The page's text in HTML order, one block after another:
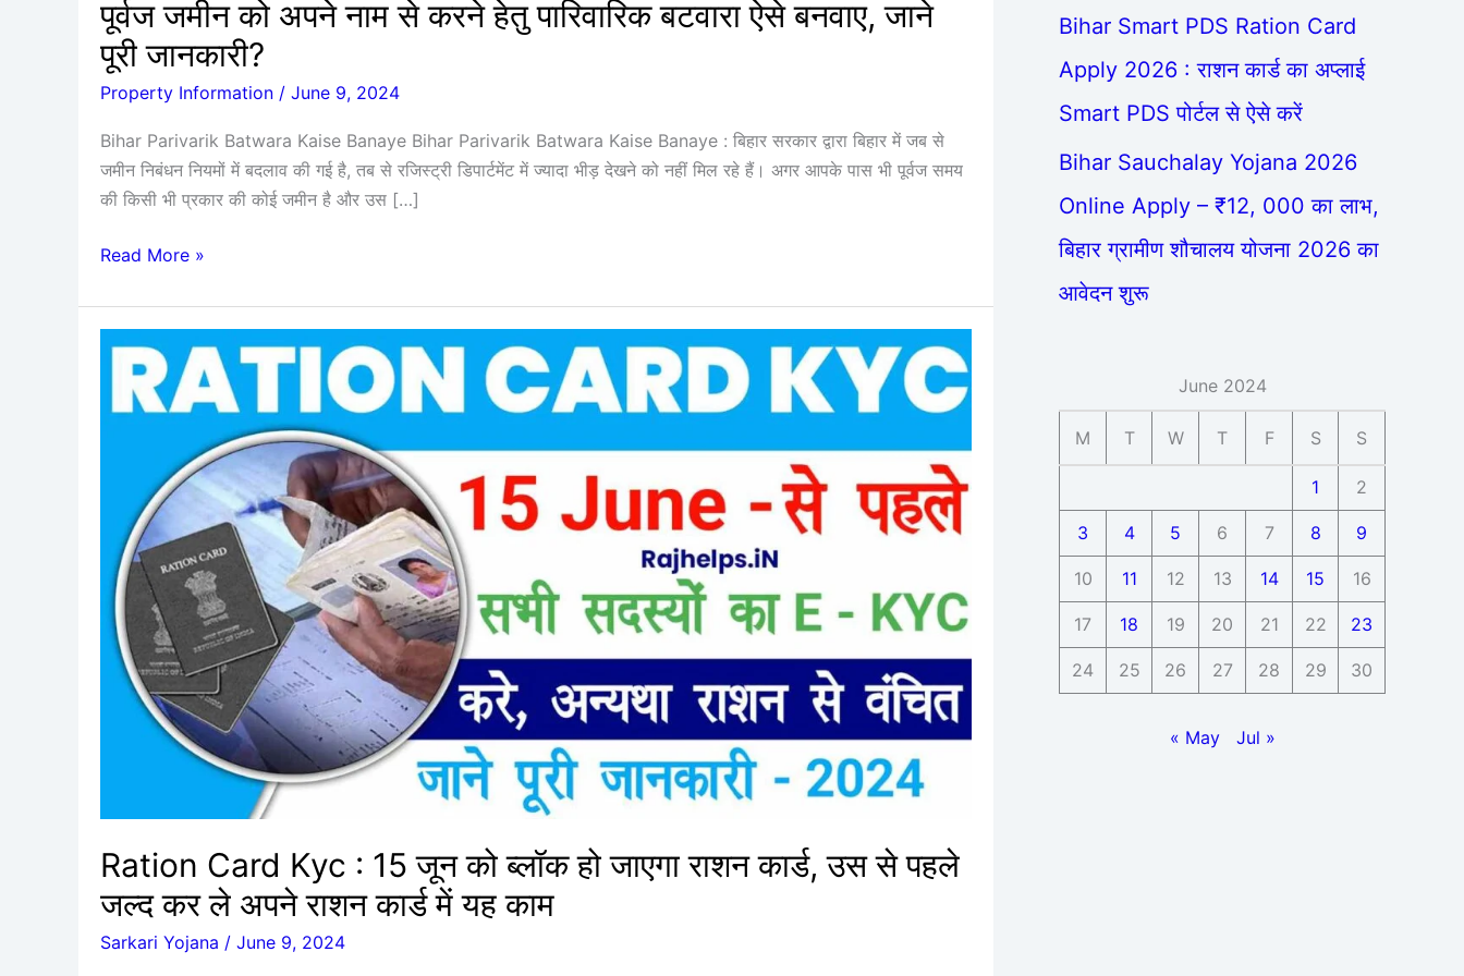
पूर्वज जमीन को अपने नाम से करने हेतु पारिवारिक बटवारा ऐसे बनवाए, जाने
पूरी जानकारी?
Property Information / June 9, 2024
Bihar Parivarik Batwara Kaise Banaye Bihar Parivarik Batwara Kaise Banaye : बिहार सरकार द्वारा बिहार में जब से
जमीन निबंधन नियमों में बदलाव की गई है, तब से रजिस्ट्री डिपार्टमेंट में ज्यादा भीड़ देखने को नहीं मिल रहे हैं। अगर आपके पास भी पूर्वज समय
की किसी भी प्रकार की कोई जमीन है और उस […]
बटवारा
ऐसे
बनवाए,
जाने
पूरी
जानकारी?
Read More »
Ration Card Kyc : 15 जून को ब्लॉक हो जाएगा राशन कार्ड, उस से पहले
जल्द कर ले अपने राशन कार्ड में यह काम
Sarkari Yojana / June 9, 2024
Ration
Card
ब्लॉक
राशन
कार्ड,
अपने
राशन
Bihar Smart PDS Ration Card
Apply 2026 : राशन कार्ड का अप्लाई
Smart PDS पोर्टल से ऐसे करें
Bihar Sauchalay Yojana 2026
Online Apply – ₹12, 000 का लाभ,
बिहार ग्रामीण शौचालय योजना 2026 का
आवेदन शुरू
June 2024
M T W T F S S
1 2
3 4 5 6 7 8 9
10 11 12 13 14 15 16
17 18 19 20 21 22 23
24 25 26 27 28 29 30
« May Jul »